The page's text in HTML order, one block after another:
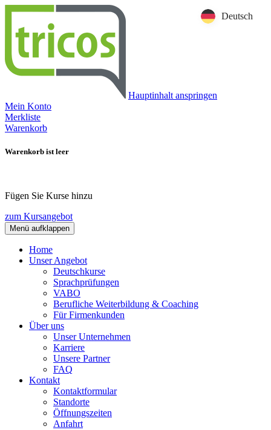
Hauptinhalt anspringen
Mein Konto
Merkliste
Warenkorb
Warenkorb ist leer
Fügen Sie Kurse hinzu
zum Kursangebot
Menü aufklappen
Home
Unser Angebot
Deutschkurse
Sprachprüfungen
VABO
Berufliche Weiterbildung & Coaching
Für Firmenkunden
Über uns
Unser Unternehmen
Karriere
Unsere Partner
FAQ
Kontakt
Kontaktformular
Standorte
Öffnungszeiten
Anfahrt
Deutsch